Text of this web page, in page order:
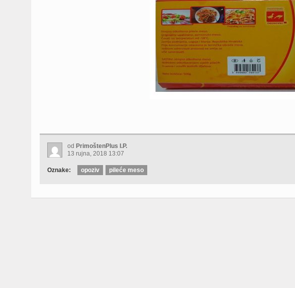
od PrimoštenPlus I.P.
13 rujna, 2018 13:07
Oznake: opoziv pileće meso